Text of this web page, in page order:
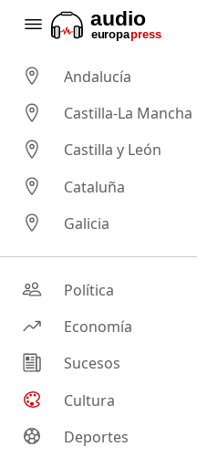
Andalucía
Castilla-La Mancha
Castilla y León
Cataluña
Galicia
Política
Economía
Sucesos
Cultura
Deportes